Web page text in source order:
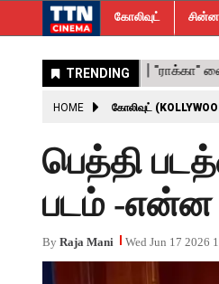
கோலிவுட்
HOME கோலிவுட்
பெத்தி
படம் -என்ன
By Raja Mani Wed Jun 17 2026